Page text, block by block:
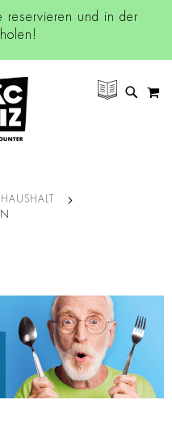
reservieren und in der
SUCHE
HAUSHALT